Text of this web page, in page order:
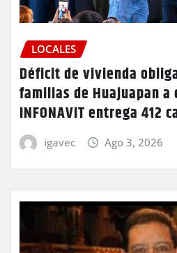
LOCALES
Déficit de vivienda
familias de Huajuapan
INFONAVIT entrega 412
igavec Ago 3, 2026